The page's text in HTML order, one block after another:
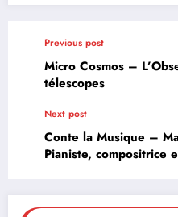
Previous post
Micro Cosmos –
télescopes
Next post
Conte la Musique –
Pianiste, compositrice